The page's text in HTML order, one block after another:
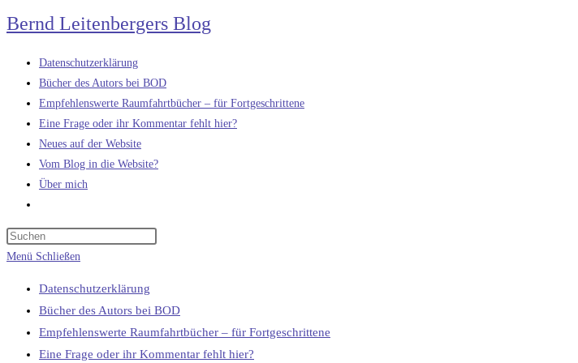
Zum
Inhalt
springen
Bernd Leitenbergers Blog
Datenschutzerklärung
Bücher des Autors bei BOD
Empfehlenswerte Raumfahrtbücher – für Fortgeschrittene
Eine Frage oder ihr Kommentar fehlt hier?
Neues auf der Website
Vom Blog in die Website?
Über mich
umschalten
Menü Schließen
Datenschutzerklärung
Bücher des Autors bei BOD
Empfehlenswerte Raumfahrtbücher – für Fortgeschrittene
Eine Frage oder ihr Kommentar fehlt hier?